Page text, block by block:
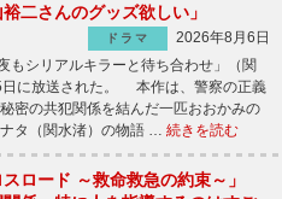
裕二さんのグッズ欲しい」
ドラマ
2026年8月6日
もシリアルキラーと待ち合わせ」（関
日に放送された。 本作は、警察の正義
密の共犯関係を結んだ一匹おおかみの
タ（関水渚）の物語 … 続きを読む
スロード ～救命救急の約束～」